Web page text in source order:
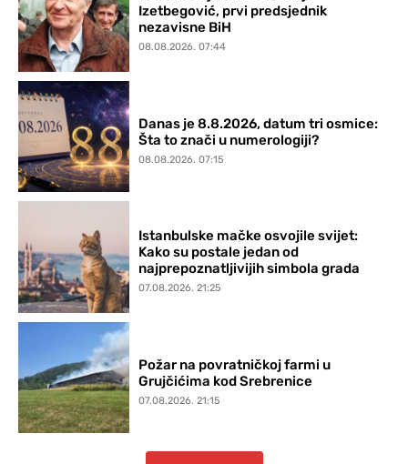
Izetbegović, prvi predsjednik
nezavisne BiH
08.08.2026. 07:44
Danas je 8.8.2026, datum tri osmice:
Šta to znači u numerologiji?
08.08.2026. 07:15
Istanbulske mačke osvojile svijet:
Kako su postale jedan od
najprepoznatljivijih simbola grada
07.08.2026. 21:25
Požar na povratničkoj farmi u
Grujčićima kod Srebrenice
07.08.2026. 21:15